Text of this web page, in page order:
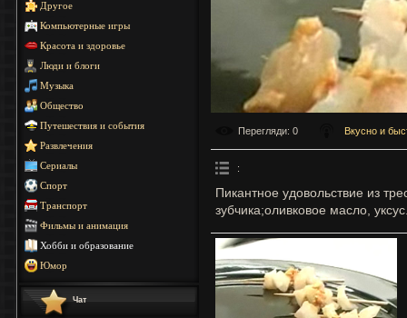
Другое
Компьютерные игры
Красота и здоровье
Люди и блоги
Музыка
Общество
Путешествия и события
Развлечения
Сериалы
Спорт
Транспорт
Фильмы и анимация
Хобби и образование
Юмор
Чат
Перегляди: 0 Вкусно и
:
Пикантное удовольствие из
зубчика;оливковое масло,